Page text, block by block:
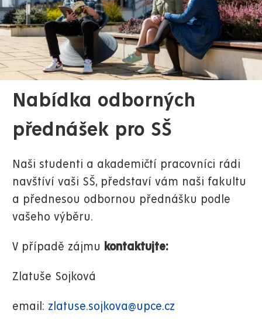
Nabídka odborných
přednášek pro SŠ
Naši studenti a akademičtí pracovníci rádi
navštíví vaši SŠ, představí vám naši fakultu
a přednesou odbornou přednášku podle
vašeho výběru.
V případě zájmu kontaktujte:
Zlatuše Sojková
email: zlatuse.sojkova@upce.cz